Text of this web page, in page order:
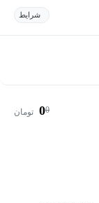
شرایط
0
0 تومان